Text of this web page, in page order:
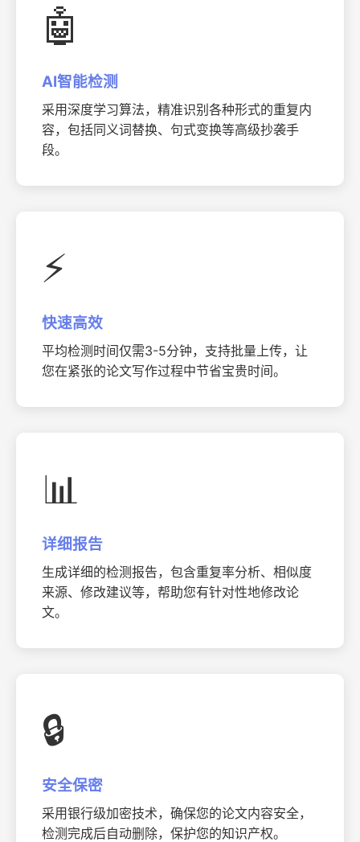
🤖
AI智能检测
采用深度学习算法，精准识别各种形式的重复内
容，包括同义词替换、句式变换等高级抄袭手
段。
⚡
快速高效
平均检测时间仅需3-5分钟，支持批量上传，让
您在紧张的论文写作过程中节省宝贵时间。
📊
详细报告
生成详细的检测报告，包含重复率分析、相似度
来源、修改建议等，帮助您有针对性地修改论
文。
🔒
安全保密
采用银行级加密技术，确保您的论文内容安全，
检测完成后自动删除，保护您的知识产权。